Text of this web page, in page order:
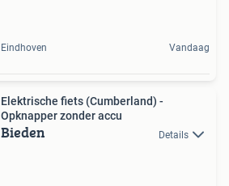
Eindhoven Vandaag
Elektrische fiets (Cumberland) -
Opknapper zonder accu
Bieden Details